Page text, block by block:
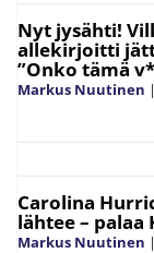
Nyt jysähti!
allekirjoitti
”Onko tämä
Markus Nuutinen |
Carolina
lähtee – palaa
Markus Nuutinen |